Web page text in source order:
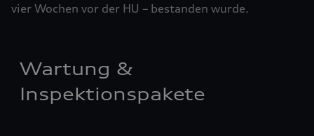
vier ­Woch­en vor der HU – bestanden wurde.
Wartung &
Inspektionspakete